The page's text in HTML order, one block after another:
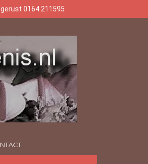
0164 211595